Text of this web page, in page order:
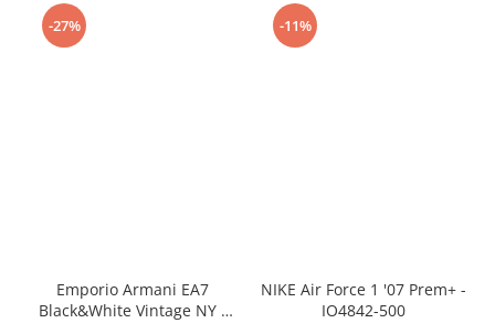
-27%
Emporio Armani EA7
Black&White Vintage NY -
-11%
NIKE Air Force 1 '07 Prem+ -
IO4842-500